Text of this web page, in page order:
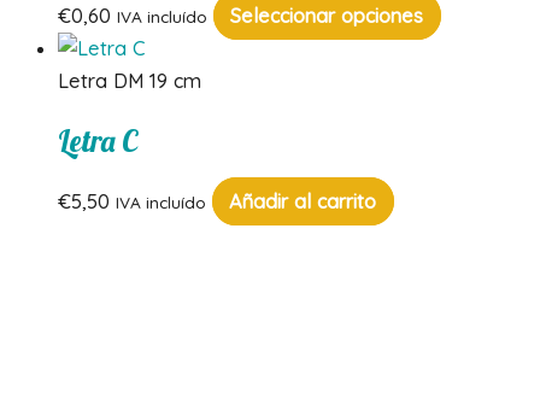
€0,60 IVA incluído Seleccionar opciones
Este
Letra DM 19 cm
Letra C
€5,50 IVA incluído Añadir al carrito